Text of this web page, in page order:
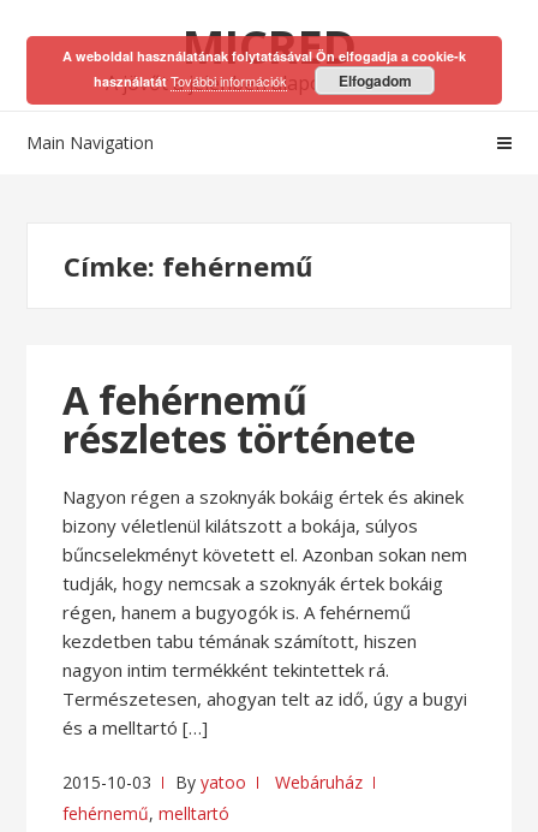
to
navigation
to
content
MICRED
A jövőt a jelenben alapozhatod meg!
Main Navigation
Címke: fehérnemű
A fehérnemű
részletes története
Nagyon régen a szoknyák bokáig értek és akinek
bizony véletlenül kilátszott a bokája, súlyos
bűncselekményt követett el. Azonban sokan nem
tudják, hogy nemcsak a szoknyák értek bokáig
régen, hanem a bugyogók is. A fehérnemű
kezdetben tabu témának számított, hiszen
nagyon intim termékként tekintettek rá.
Természetesen, ahogyan telt az idő, úgy a bugyi
és a melltartó […]
2015-10-03 Byyatoo
Webáruház
fehérnemű,melltartó
A weboldal használatának folytatásával Ön elfogadja a cookie-k
használatátTovábbi információk Elfogadom